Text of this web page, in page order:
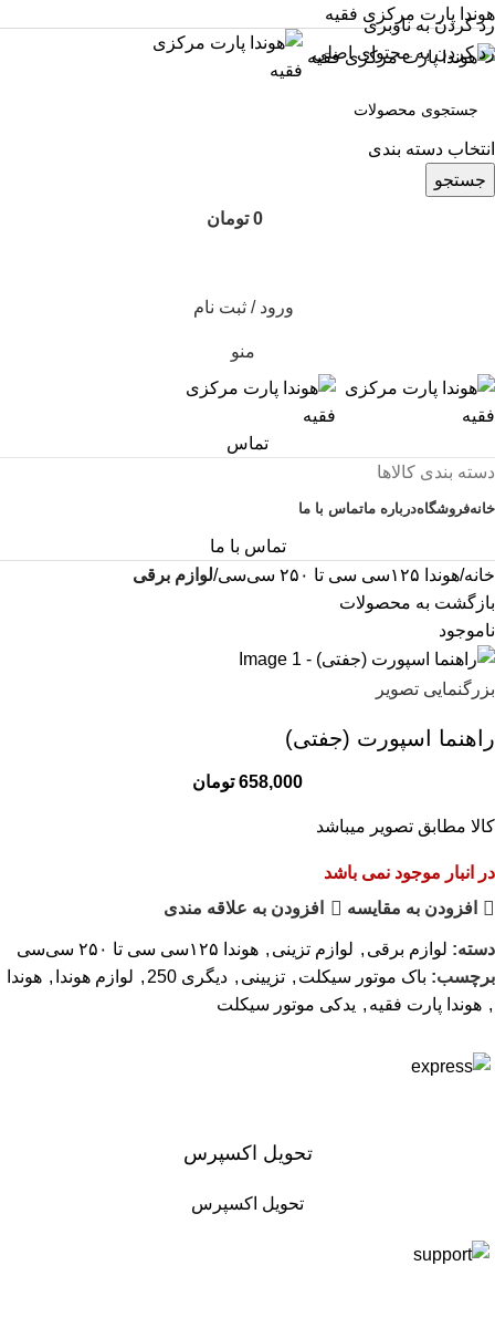
رد کردن به ناوبری
رد کردن به محتوای اصلی
هوندا پارت مرکزی فقیه
انتخاب دسته بندی
جستجو
0 تومان
ورود / ثبت نام
منو
تماس
دسته بندی کالاها
خانهفروشگاهدرباره ماتماس با ما
تماس با ما
خانه هوندا ۱۲۵سی سی تا ۲۵۰ سی‌سی
لوازم برقی
بازگشت به محصولات
ناموجود
بزرگنمایی تصویر
راهنما اسپورت (جفتی)
658,000 تومان
کالا مطابق تصویر میباشد
در انبار موجود نمی باشد
افزودن به مقایسه
افزودن به علاقه مندی
دسته: لوازم برقی , لوازم تزینی , هوندا ۱۲۵سی سی تا ۲۵۰ سی‌سی
برچسب: باک موتور سیکلت , تزیینی , دیگری 250 , لوازم هوندا , هوندا
, هوندا پارت فقیه , یدکی موتور سیکلت
تحویل اکسپرس
تحویل اکسپرس